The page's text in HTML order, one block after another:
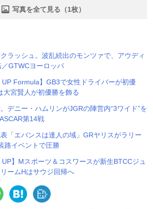
写真を全て見る（1枚）
ラッシュ。波乱続出のモンツァで、アウディ
GTWCヨーロッパ
UP Formula】GB3で女性ドライバーが初優
大宮賢人が初優勝を飾る
デニー・ハムリンがJGRの陣営内“3ワイド”を
第14戦
「エバンスは達人の域」GRヤリスがラリー
路イベントで圧勝
UP】Mスポーツ＆コスワースが新生BTCCジュ
ームHはサウジ回帰へ